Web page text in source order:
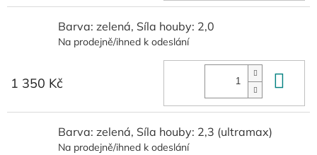
Barva: zelená, Síla houby: 2,0
Na prodejně/ihned k odeslání
1 350 Kč
Barva: zelená, Síla houby: 2,3 (ultramax)
Na prodejně/ihned k odeslání